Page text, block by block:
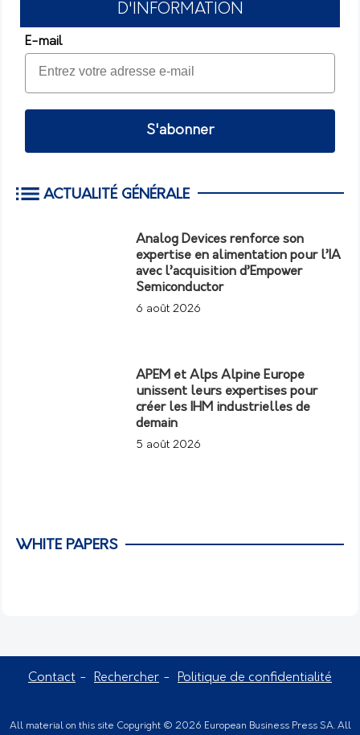
D'INFORMATION
E-mail
S'abonner
ACTUALITÉ GÉNÉRALE
Analog Devices renforce son
expertise en alimentation pour l’IA
avec l’acquisition d’Empower
Semiconductor
6 août 2026
APEM et Alps Alpine Europe
unissent leurs expertises pour
créer les IHM industrielles de
demain
5 août 2026
WHITE PAPERS
Contact Rechercher Politique de confidentialité
All material on this site Copyright © 2026 European Business Press SA. All